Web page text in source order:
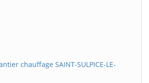
chauffage SAINT-SULPICE-LE-